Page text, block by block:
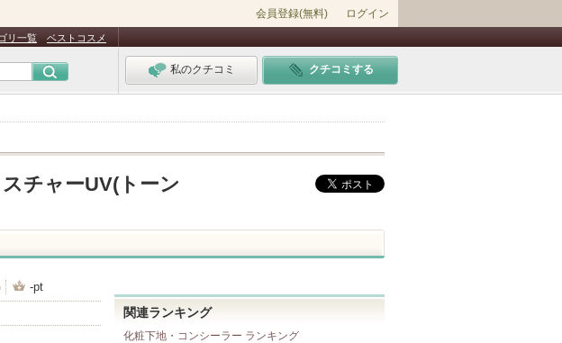
会員登録(無料) ログイン
リ一覧 ベストコスメ
私のクチコミ クチコミする
チャーUV(トーン
-pt
関連ランキング
化粧下地・コンシーラー ランキング